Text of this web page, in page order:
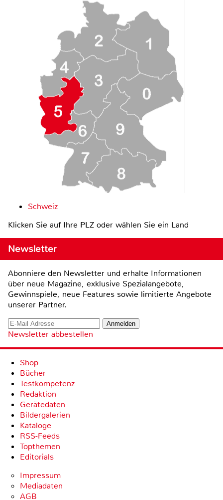
Schweiz
Klicken Sie auf Ihre PLZ oder wählen Sie ein Land
Newsletter
Abonniere den Newsletter und erhalte Informationen
über neue Magazine, exklusive Spezialangebote,
Gewinnspiele, neue Features sowie limitierte Angebote
unserer Partner.
Newsletter abbestellen
Shop
Bücher
Testkompetenz
Redaktion
Gerätedaten
Bildergalerien
Kataloge
RSS-Feeds
Topthemen
Editorials
Impressum
Mediadaten
AGB